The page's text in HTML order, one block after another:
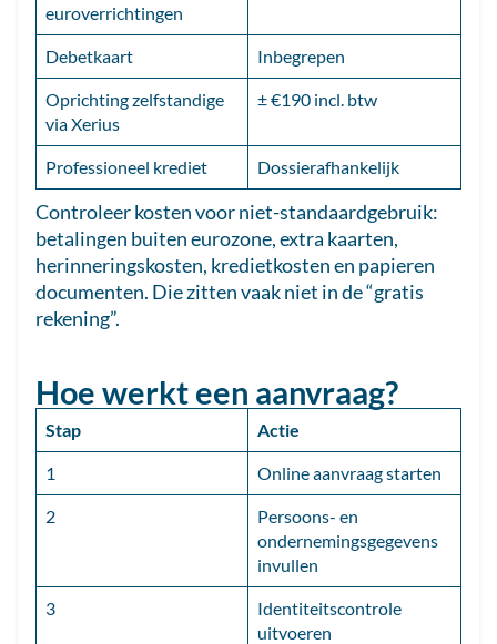
euroverrichtingen
Debetkaart Inbegrepen
Oprichting zelfstandige
via Xerius
± €190 incl. btw
Professioneel krediet Dossierafhankelijk
Controleer kosten voor niet-standaardgebruik:
betalingen buiten eurozone, extra kaarten,
herinneringskosten, kredietkosten en papieren
documenten. Die zitten vaak niet in de “gratis
rekening”.
Hoe werkt een aanvraag?
Stap Actie
1 Online aanvraag starten
2
Persoons- en
ondernemingsgegevens
invullen
3
Identiteitscontrole
uitvoeren